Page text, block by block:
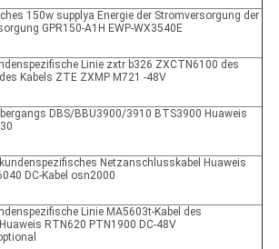
150w supplya Energie der Stromversorgung der
GPR150-A1H EWP-WX3540E
Linie zxtr b326 ZXCTN6100 des
Kabels ZTE ZXMP M721 -48V
DBS/BBU3900/3910 BTS3900 Huaweis
Netzanschlusskabel Huaweis
DC-Kabel osn2000
Linie MA5603t-Kabel des
RTN620 PTN1900 DC-48V